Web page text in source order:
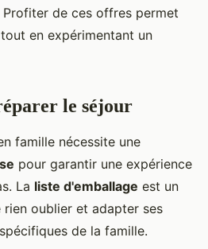
de ces offres permet
en expérimentant un
le séjour
famille nécessite une
pour garantir une expérience
La liste d'emballage est un
oublier et adapter ses
de la famille.